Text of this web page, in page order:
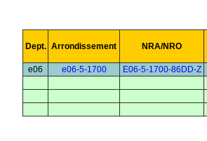
Dept. Arrondissement NRA/NRO
e06
e06-5-1700 E06-5-1700-86DD-Z